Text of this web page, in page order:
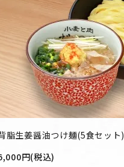
脂生姜醤油つけ麺(5食セット)
円(税込)